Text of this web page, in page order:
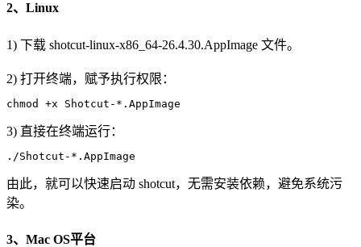
2、Linux
1) 下载 shotcut-linux-x86_64-26.4.30.AppImage 文件。
2) 打开终端，赋予执行权限：
chmod +x Shotcut-*.AppImage
3) 直接在终端运行：
./Shotcut-*.AppImage
由此，就可以快速启动 shotcut，无需安装依赖，避免系统污
染。
3、Mac OS平台